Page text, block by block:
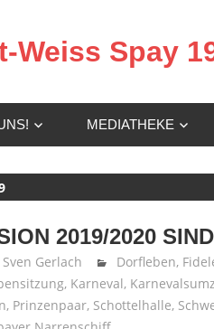
Weiss Spay
MEDIATHEKE
2019/2020
Sven Gerlach Dorfleben,
, Karneval,
, Prinzenpaar, Schottelhalle,